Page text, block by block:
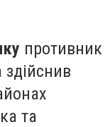
противник
здійснив
та